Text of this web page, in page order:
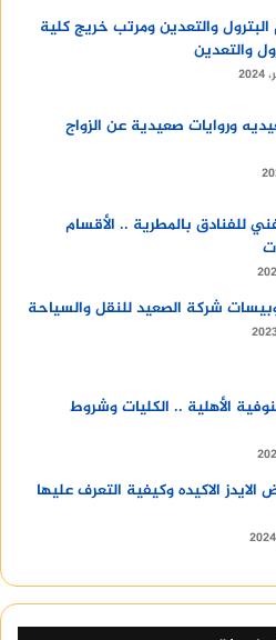
والتعدين ومرتب خريج كلية
والتعدين
وروايات صعيدية عن الزواج
للفنادق بالمطرية .. الأقسام
شركة الصعيد للنقل والسياحة
الأهلية .. الكليات وشروط
الايدز الاكيده وكيفية التعرف عليها